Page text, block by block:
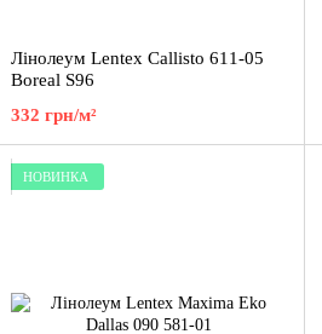
Лінолеум Lentex Callisto 611-05
Boreal S96
332 грн/м²
НОВИНКА